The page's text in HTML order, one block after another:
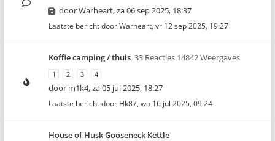
doorWarheart,za 06 sep 2025, 18:37
Laatste bericht doorWarheart, vr 12 sep 2025, 19:27
Koffie camping / thuis 33 Reacties 14842 Weergaves
1 2 3 4
door m1k4,za 05 jul 2025, 18:27
Laatste bericht door Hk87, wo 16 jul 2025, 09:24
House of Husk Gooseneck Kettle